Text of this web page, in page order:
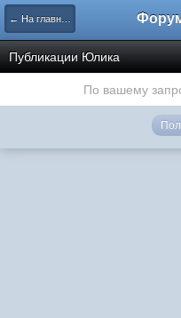
← На главную
Публикации Юлика
По вашему